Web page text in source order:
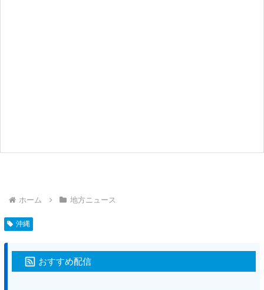
ホーム 地方ニュース
沖縄
おすすめ配信